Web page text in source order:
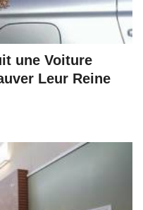
une Voiture
Leur Reine